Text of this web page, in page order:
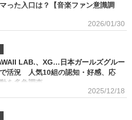
TikTok＆YouTube）2026TikTokトレンドがどのよ
YouTubeの順位推移とともにグラフ化(2026年2月)音
った入口は？【音楽ファン意識調
では「2025年に好きになったアーティスト」のア
数はMrs. GREEN APPLEがダントツだったが、
新規ファン”を獲得したアーティストは誰だったの
ため計16組）を紹介する。 本調査は、2025年12
10～50代男女の回答者全体（4576人）のうち、
った音楽アーティストはいますか（※2024年以前か
）」との問いに「いる」と答えた人（1833人＝全体
2026/01/30
LAB.、XG…日本ガールズグルー
活況 人気10組の認知・好感、応
を多角調査
ループシーンでは近年、BMSG×ちゃんみながタッグ
ステムからFRUITS ZIPPERを筆頭とするKAWAII
2025/12/18